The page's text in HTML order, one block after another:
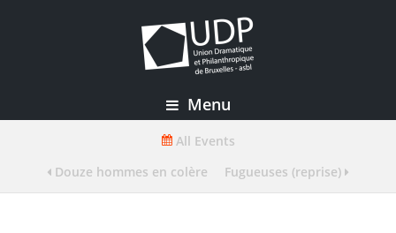
Menu
All Events
Douze hommes en colère
Fugueuses (reprise)